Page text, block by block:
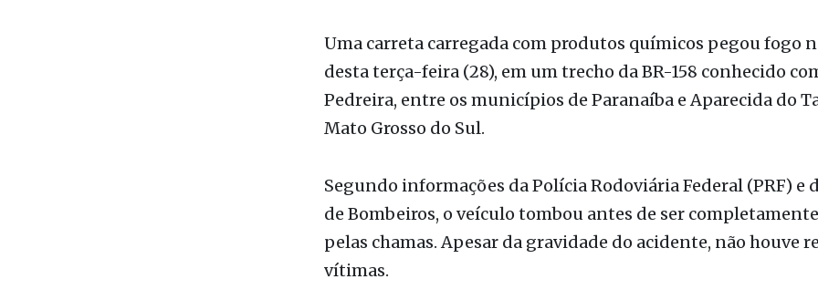
Foto: Reprodução / Fonte: News Informa
Da Redação
desta terça-feira (28), em um trecho da BR-158 conhecido
Pedreira, entre os municípios de Paranaíba e Aparecida do
Mato Grosso do Sul.